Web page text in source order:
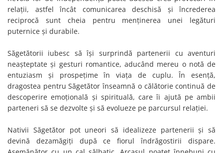
relații, astfel încât comunicarea deschisă și încrederea
reciprocă sunt cheia pentru menținerea unei legături
puternice și durabile.
Săgetătorii iubesc să își surprindă partenerii cu aventuri
neașteptate și gesturi romantice, aducând mereu o notă de
entuziasm și prospețime în viața de cuplu. În esență,
dragostea pentru Săgetător înseamnă o călătorie continuă de
descoperire emoțională și spirituală, care îi ajută pe ambii
parteneri să se dezvolte și să evolueze pe parcursul relației.
Nativii Săgetător pot uneori să idealizeze partenerii și să
devină dezamăgiți după ce fiorul îndrăgostirii dispare.